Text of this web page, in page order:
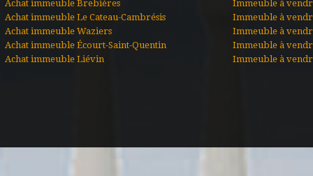
Achat immeuble Brebières
Achat immeuble Le Cateau-Cambrésis
Achat immeuble Waziers
Achat immeuble Écourt-Saint-Quentin
Achat immeuble Liévin
Immeuble à
Immeuble à
Immeuble à
Immeuble à
Immeuble à